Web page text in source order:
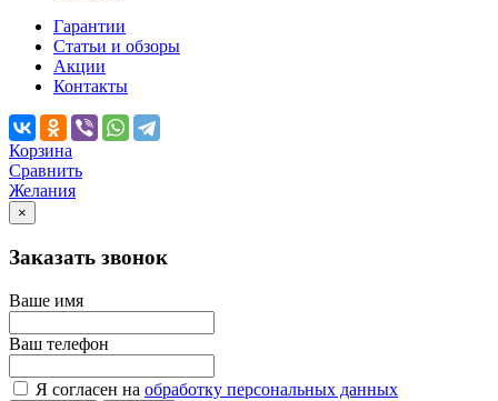
Гарантии
Статьи и обзоры
Акции
Контакты
Корзина
Сравнить
Желания
×
Заказать звонок
Ваше имя
Ваш телефон
Я согласен на обработку персональных данных